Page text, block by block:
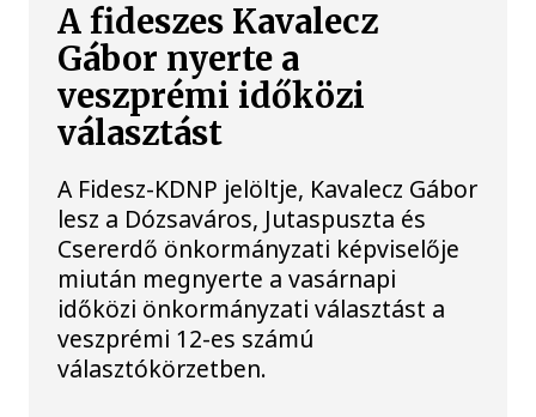
A fideszes Kavalecz
Gábor nyerte a
veszprémi időközi
választást
A Fidesz-KDNP jelöltje, Kavalecz Gábor
lesz a Dózsaváros, Jutaspuszta és
Csererdő önkormányzati képviselője
miután megnyerte a vasárnapi
időközi önkormányzati választást a
veszprémi 12-es számú
választókörzetben.